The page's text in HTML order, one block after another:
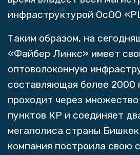
инфраструктурой ОсОО
Таким образом, на
«Файбер Линкс» имеет
оптоволоконную
составляющая более
проходит через
пунктов КР и соединяет
мегаполиса страны
компания построила свою